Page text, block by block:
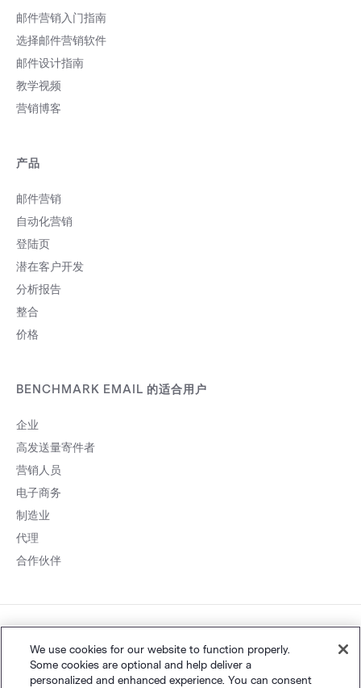
邮件营销入门指南
选择邮件营销软件
邮件设计指南
教学视频
营销博客
产品
邮件营销
自动化营销
登陆页
潜在客户开发
分析报告
整合
价格
BENCHMARK EMAIL 的适合用户
企业
高发送量寄件者
营销人员
电子商务
制造业
代理
合作伙伴
14001834号
We use cookies for our website to function properly.
Some cookies are optional and help deliver a
personalized and enhanced experience. You can consent